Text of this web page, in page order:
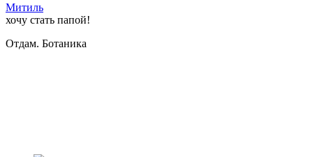
Митиль
хочу стать папой!
Отдам. Ботаника